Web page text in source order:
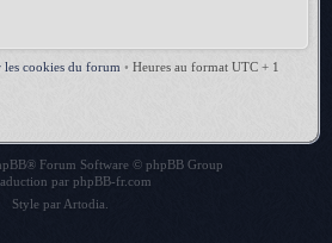
les cookies du forum • Heures au format UTC + 1
® Forum Software © phpBB Group
par phpBB-fr.com
Style par Artodia